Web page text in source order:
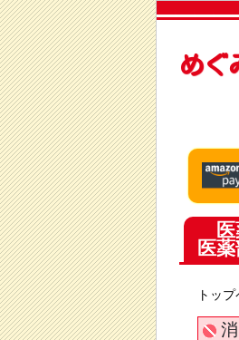
めぐ
医
トッ